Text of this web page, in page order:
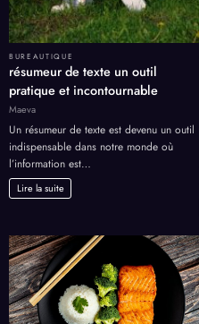
BUREAUTIQUE
résumeur de texte un outil
pratique et incontournable
Maeva
Un résumeur de texte est devenu un outil
indispensable dans notre monde où
l’information est…
Lire la suite